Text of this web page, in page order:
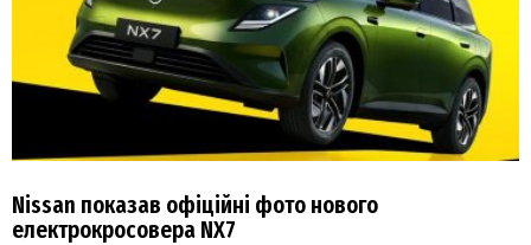
Nissan показав офіційні фото нового
електрокросовера NX7